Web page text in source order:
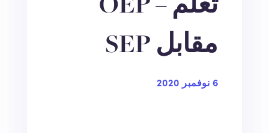
مقابل SEP
6 نوفمبر 2020